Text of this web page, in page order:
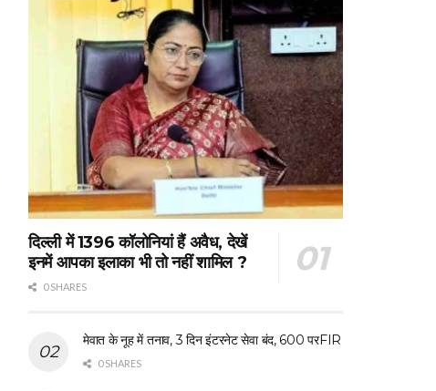
दिल्ली में 1396 कॉलोनियां हैं अवैध, देखें
इनमें आपका इलाका भी तो नहीं शामिल ?
0 SHARES
मेवात के नूह में तनाव, 3 दिन इंटरनेट सेवा बंद, 600 परFIR
0 SHARES